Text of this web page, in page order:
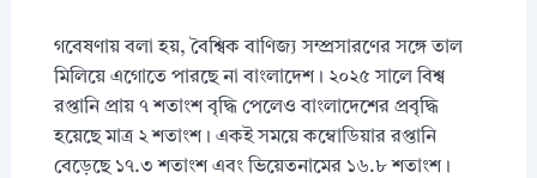
গবেষণায় বলা হয়, বৈশ্বিক বাণিজ্য সম্প্রসারণের সঙ্গে তাল
মিলিয়ে এগোতে পারছে না বাংলাদেশ। ২০২৫ সালে বিশ্ব
রপ্তানি প্রায় ৭ শতাংশ বৃদ্ধি পেলেও বাংলাদেশের প্রবৃদ্ধি
হয়েছে মাত্র ২ শতাংশ। একই সময়ে কম্বোডিয়ার রপ্তানি
বেড়েছে ১৭.৩ শতাংশ এবং ভিয়েতনামের ১৬.৮ শতাংশ।